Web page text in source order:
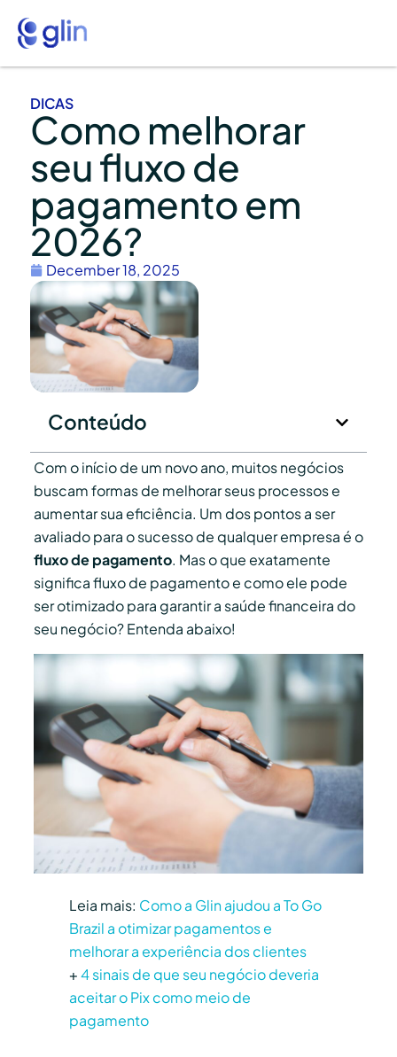
DICAS
Como melhorar
seu fluxo de
pagamento em
2026?
December 18, 2025
Conteúdo
Com o início de um novo ano, muitos negócios
buscam formas de melhorar seus processos e
aumentar sua eficiência. Um dos pontos a ser
avaliado para o sucesso de qualquer empresa é o
fluxo de pagamento. Mas o que exatamente
significa fluxo de pagamento e como ele pode
ser otimizado para garantir a saúde financeira do
seu negócio? Entenda abaixo!
Leia mais: Como a Glin ajudou a To Go
Brazil a otimizar pagamentos e
melhorar a experiência dos clientes
+4 sinais de que seu negócio deveria
aceitar o Pix como meio de
pagamento